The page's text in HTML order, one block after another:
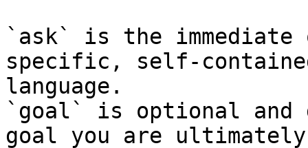
`ask` is the
specific, self-
language.
`goal` is optional and
goal you are